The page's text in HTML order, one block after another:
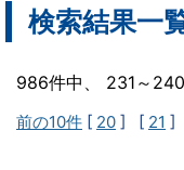
検索結果一
986件中、 231～
前の10件 [ 20 ] [ 21 ]